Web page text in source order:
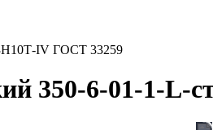
IV ГОСТ 33259
350-6-01-1-L-